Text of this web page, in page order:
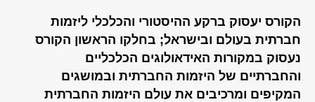
הקורס יעסוק ברקע ההיסטורי והכלכלי ליזמות
חברתית בעולם ובישראל; בחלקו הראשון הקורס
נעסוק במקורות האידאולוגים הכלכליים
והחברתיים של היזמות החברתית ובמושגים
המקיפים ומרכיבים את עולם היזמות החברתית